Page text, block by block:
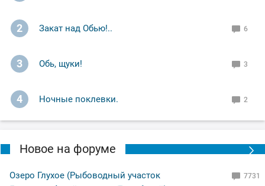
2 Закат над Обью!.. 6
3 Обь, щуки! 3
4 Ночные поклевки. 2
Новое на форуме
Озеро Глухое (Рыбоводный участок
7731